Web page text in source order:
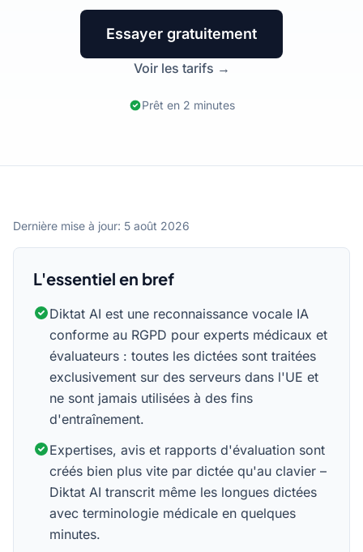
Essayer gratuitement
Voir les tarifs →
Prêt en 2 minutes
Dernière mise à jour: 5 août 2026
L'essentiel en bref
Diktat AI est une reconnaissance vocale IA
conforme au RGPD pour experts médicaux et
évaluateurs : toutes les dictées sont traitées
exclusivement sur des serveurs dans l'UE et
ne sont jamais utilisées à des fins
d'entraînement.
Expertises, avis et rapports d'évaluation sont
créés bien plus vite par dictée qu'au clavier –
Diktat AI transcrit même les longues dictées
avec terminologie médicale en quelques
minutes.